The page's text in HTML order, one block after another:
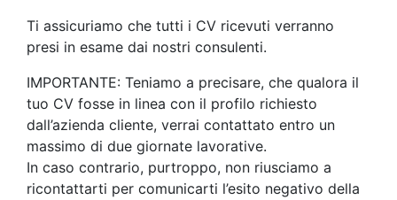
Ti assicuriamo che tutti i CV ricevuti verranno
presi in esame dai nostri consulenti.
IMPORTANTE: Teniamo a precisare, che qualora il
tuo CV fosse in linea con il profilo richiesto
dall’azienda cliente, verrai contattato entro un
massimo di due giornate lavorative.
In caso contrario, purtroppo, non riusciamo a
ricontattarti per comunicarti l’esito negativo della